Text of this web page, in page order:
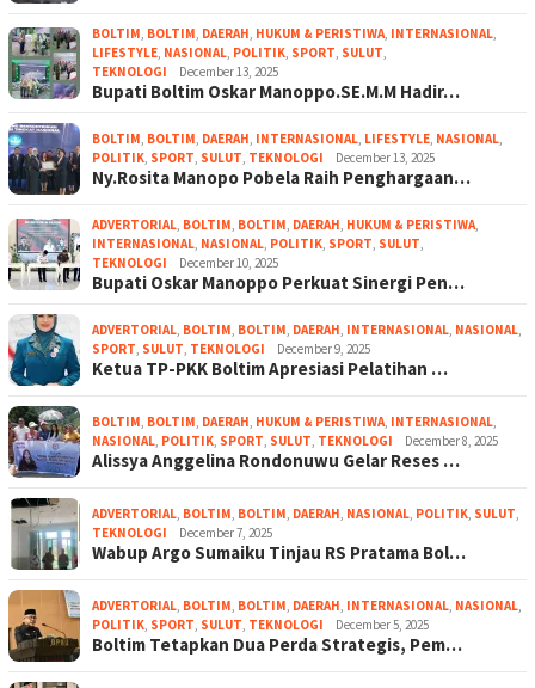
BOLTIM, BOLTIM, DAERAH, HUKUM & PERISTIWA, INTERNASIONAL,
LIFESTYLE, NASIONAL, POLITIK, SPORT, SULUT,
TEKNOLOGI
December 13, 2025
Bupati Boltim Oskar Manoppo.SE.M.M Hadir…
BOLTIM, BOLTIM, DAERAH, INTERNASIONAL, LIFESTYLE, NASIONAL,
POLITIK, SPORT, SULUT, TEKNOLOGI December 13, 2025
Ny.Rosita Manopo Pobela Raih Penghargaan…
ADVERTORIAL, BOLTIM, BOLTIM, DAERAH, HUKUM & PERISTIWA,
INTERNASIONAL, NASIONAL, POLITIK, SPORT, SULUT,
TEKNOLOGI
December 10, 2025
Bupati Oskar Manoppo Perkuat Sinergi Pen…
ADVERTORIAL, BOLTIM, BOLTIM, DAERAH, INTERNASIONAL, NASIONAL,
SPORT, SULUT, TEKNOLOGI December 9, 2025
Ketua TP-PKK Boltim Apresiasi Pelatihan …
BOLTIM, BOLTIM, DAERAH, HUKUM & PERISTIWA, INTERNASIONAL,
NASIONAL, POLITIK, SPORT, SULUT, TEKNOLOGI December 8, 2025
Alissya Anggelina Rondonuwu Gelar Reses …
ADVERTORIAL, BOLTIM, BOLTIM, DAERAH, NASIONAL, POLITIK, SULUT,
TEKNOLOGI
December 7, 2025
Wabup Argo Sumaiku Tinjau RS Pratama Bol…
ADVERTORIAL, BOLTIM, BOLTIM, DAERAH, INTERNASIONAL, NASIONAL,
POLITIK, SPORT, SULUT, TEKNOLOGI December 5, 2025
Boltim Tetapkan Dua Perda Strategis, Pem…